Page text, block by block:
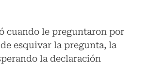
cuando le preguntaron por
esquivar la pregunta, la
la declaración